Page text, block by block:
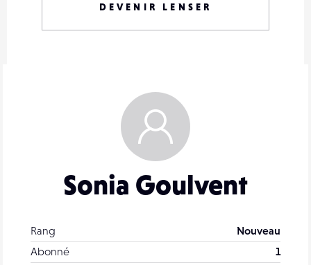
Sonia Goulvent
Rang
Nouveau
Abonné
1
DEVENIR LENSER